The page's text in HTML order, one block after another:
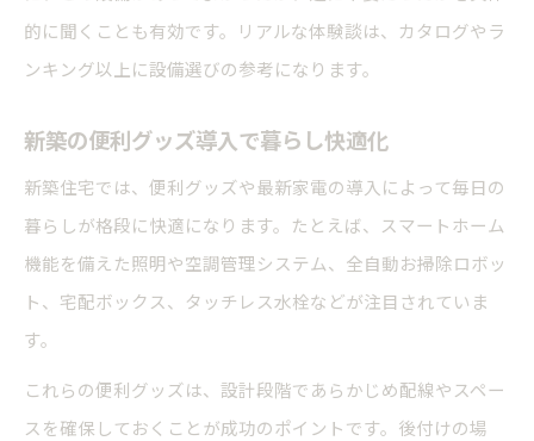
的に聞くことも有効です。リアルな体験談は、カタログやラ
ンキング以上に設備選びの参考になります。
新築の便利グッズ導入で暮らし快適化
新築住宅では、便利グッズや最新家電の導入によって毎日の
暮らしが格段に快適になります。たとえば、スマートホーム
機能を備えた照明や空調管理システム、全自動お掃除ロボッ
ト、宅配ボックス、タッチレス水栓などが注目されていま
す。
これらの便利グッズは、設計段階であらかじめ配線やスペー
スを確保しておくことが成功のポイントです。後付けの場